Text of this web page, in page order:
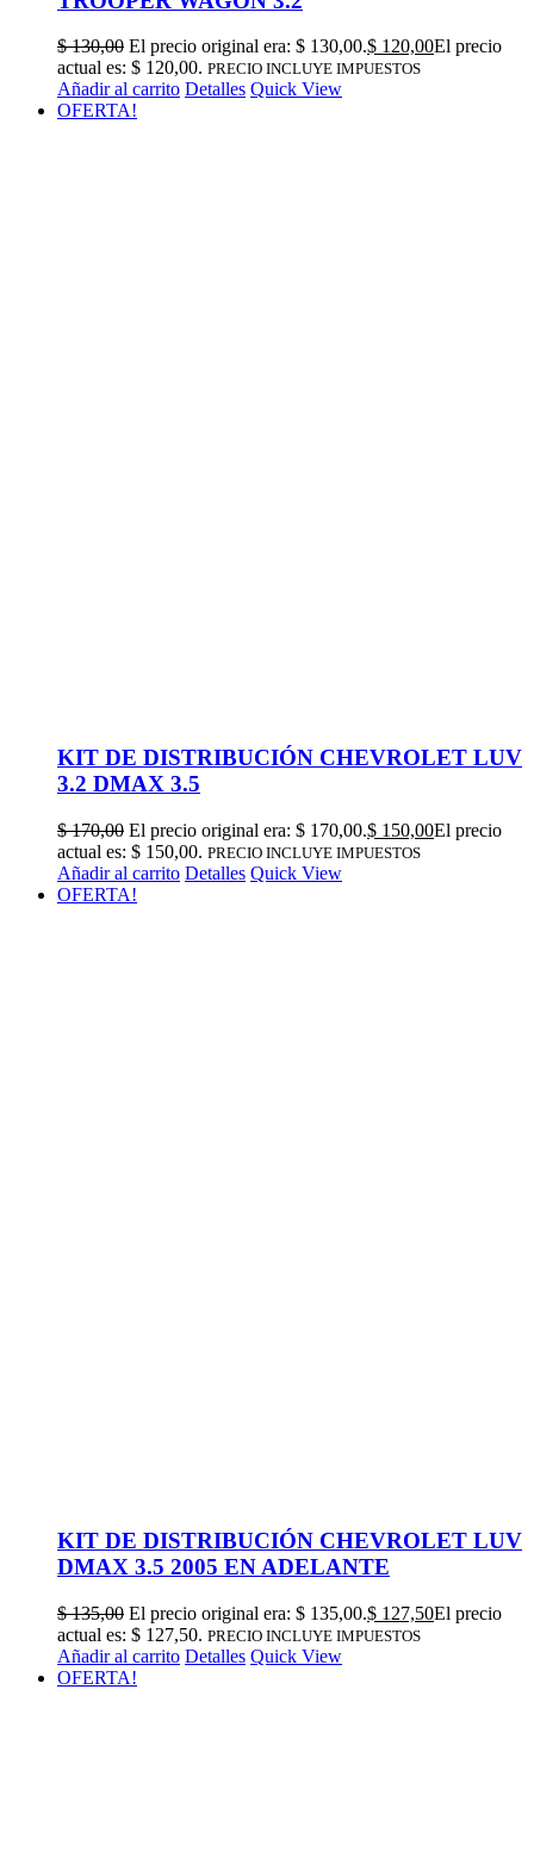
$130,00 El precio original era: $ 130,00.$ 120,00El precio
actual es: $ 120,00. PRECIO INCLUYE IMPUESTOS
Añadir al carrito Detalles Quick View
OFERTA!
KIT DE DISTRIBUCIÓN CHEVROLET LUV
3.2 DMAX 3.5
$170,00 El precio original era: $ 170,00.$ 150,00El precio
actual es: $ 150,00. PRECIO INCLUYE IMPUESTOS
Añadir al carrito Detalles Quick View
OFERTA!
KIT DE DISTRIBUCIÓN CHEVROLET LUV
DMAX 3.5 2005 EN ADELANTE
$135,00 El precio original era: $ 135,00.$ 127,50El precio
actual es: $ 127,50. PRECIO INCLUYE IMPUESTOS
Añadir al carrito Detalles Quick View
OFERTA!